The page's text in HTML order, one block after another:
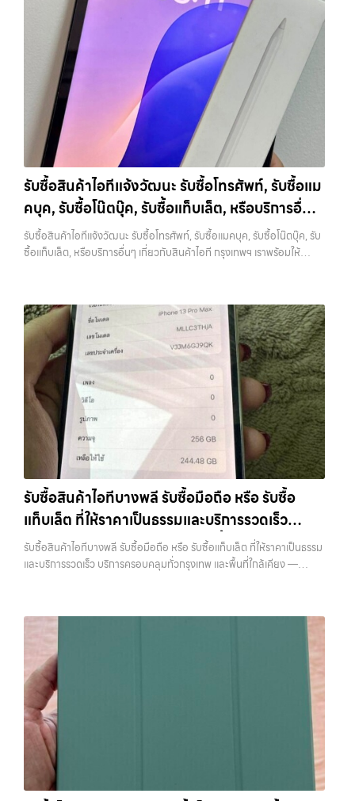
รับซื้อสินค้าไอทีแจ้งวัฒนะ รับซื้อโทรศัพท์, รับซื้อแม
คบุค, รับซื้อโน๊ตบุ๊ค, รับซื้อแท็บเล็ต, หรือบริการอื่นๆ
เกี่ยวกับสินค้าไอที กรุงเทพฯ เราพร้อมให้บริการครบ
วงจร
รับซื้อสินค้าไอทีแจ้งวัฒนะ รับซื้อโทรศัพท์, รับซื้อแมคบุค, รับซื้อโน๊ตบุ๊ค, รับ
ซื้อแท็บเล็ต, หรือบริการอื่นๆ เกี่ยวกับสินค้าไอที กรุงเทพฯ เราพร้อมให้
แจ้งวัฒนะ บางแค วัชรพล รามอินทรา รับซื้อสินค้าไอทีแจ้งวัฒนะ — รับซื้อ
โทรศัพท์, รับซื้อแมคบุค, รับซื้อโน๊ตบุ๊ค, รับซื้อแท็บเล็ต, หรือบริการอื่นๆ เกี่ยว
กับสินค้าไอที กรุงเทพฯ เราพร้อมให้บริการครบวงจร รับซื้อสินค้าไอที
แจ้งวัฒนะ รับซื้อโทรศัพท์, รับซื้อแมคบุค, รับซื้อโน๊ตบุ๊ค, รับซื้อแท็บเล็ต, หรือ
บริการอื่นๆ เกี่ยวกับสินค้าไอที กรุงเทพฯ… รับซื้อสินค้าไอทีแจ้งวัฒนะ
บริการถึงพื้นที่ เขตลาดพร้าว, รัชดา, บางรัก, แจ้งวัฒนะ, บางแค, วัชรพล,
รามอินทรา — นัดรับสะดวกทุกเขต ประสบการณ์เหนือระดับกับการ รับซื้อ
ไอโฟน, รับซื้อไอแพด, รับซื้อมือถือ ยินดีต้อนรับสู่ “รับซื้อขายมือถือ.com”
เว็บไซต์ที่คุณไว้วางใจได้ สำหรับบริการ รับซื้อ มือถือ iPhone, Samsung,
iPad, แท็บเล็ต ทุกยี่ห้อ ให้ราคาสูง พร้อมจ่ายเงินทันที ครอบคลุมพื้นที่
ลาดพร้าว, รัชดา, บางรัก, แจ้งวัฒนะ, บางแค, วัชรพล, รามอินทรา และเขต
กรุงเทพฯ ใกล้ “ใกล้ ฉัน” ที่สุด ในยุคที่สมาร์ทโฟน แท็บเล็ต และอุปกรณ์ไอที
ใหม่ๆ เปลี่ยนรุ่นกันแทบทุกช่วงเวลา อุปกรณ์ที่คุณใช้แล้วอาจกลายเป็นของ
ที่ไม่ได้ใช้งานอยู่เฉยๆ เว็บไซต์ของเราจึงเกิดขึ้นเพื่อเป็นทางเลือกให้คุณ
สามารถเปลี่ยนอุปกรณ์ที่ไม่ใช้แล้วให้กลายเป็นเงินสดได้ทันที ด้วยบริการ รับ
ซื้อไอโฟน, รับซื้อไอแพด, รับซื้อมือถือ, รับซื้อโทรศัพท์, รับซื้อโน๊ตบุ๊ค, รับซื้อ
แท็บเล็ต, รับซื้อสินค้าไอทีกรุงเทพมหานคร อย่างครบวงจร ไม่ว่าคุณจะอยู่
ว่าอุปกรณ์แต่ละชิ้นไม่ใช่แค่เครื่องใช้ไฟฟ้า แต่เป็นทรัพย์สินที่มีมูลค่า คุณอาจ
ต้องการเปลี่ยนรุ่น หรือต้องการเงินด่วน เราจึงมอบบริการประเมินสภาพ
เครื่อง ฟรี ปราบปรามความยุ่งยากทั้งหลาย โดยเน้น โปร่งใส มั่นใจได้ และ
จ่ายเงินทันทีเมื่อตกลงซื้อขายสำเร็จ บริการของเราครอบคลุมทั้ง iPhone
สายใหม่-เก่า, Samsung ทุกรุ่น, iPad และแท็บเล็ตทุกแบรนด์ เรารับถึงแม้
จะอยู่ในสภาพใช้งานแล้ว ตกแต่งแล้ว หรือมีรอยบ้าง เพราะมูลค่าของเครื่อง
ไม่ได้ขึ้นอยู่แค่ยี่ห้อ แต่ขึ้นอยู่กับสภาพจริง ความครบชุด และความสะดวกใน
การขายของคุณ เราจึงตั้งใจให้บริการในเขต ลาดพร้าว, รัชดา, บางรัก,
แจ้งวัฒนะ, บางแค, วัชรพล, รามอินทรา, บางนา, บางพลี, เกษตรนวมินทร์,
เสนานิคม, วังหิน อย่างเต็มที่ ไม่ว่าคุณจะค้นหาคำว่า “รับซื้อมือถือใกล้ฉัน”,
“รับซื้อโทรศัพท์มือสองกรุงเทพ”, “ขาย iPad ได้ราคา”, “รับซื้อแท็บเล็ต
รับซื้อสินค้าไอทีบางพลี รับซื้อมือถือ หรือ รับซื้อ
แท็บเล็ต ที่ให้ราคาเป็นธรรมและบริการรวดเร็ว
บริการครอบคลุมทั่วกรุงเทพ และพื้นที่ใกล้เคียง
รับซื้อสินค้าไอทีบางพลี รับซื้อมือถือ หรือ รับซื้อแท็บเล็ต ที่ให้ราคาเป็นธรรม
และบริการรวดเร็ว บริการครอบคลุมทั่วกรุงเทพ และพื้นที่ใกล้เคียง —
วัชรพล รามอินทรา รับซื้อสินค้าไอทีบางพลี — รับซื้อมือถือ หรือ รับซื้อ
แท็บเล็ต ที่ให้ราคาเป็นธรรมและบริการรวดเร็ว บริการครอบคลุมทั่วกรุงเทพ
และพื้นที่ใกล้เคียง รับซื้อสินค้าไอทีบางพลี รับซื้อมือถือ หรือ รับซื้อแท็บเล็ต
ที่ให้ราคาเป็นธรรมและบริการรวดเร็ว บริการครอบคลุมทั่วกรุงเทพ และพื้นที่
ใกล้เคียง… รับซื้อสินค้าไอทีบางพลี ขายอุปกรณ์ไอทีแล้วอยากได้เงินด่วน?
ติดต่อเราเลย! การันตีราคาดี รับเงินทันใจ ประสบการณ์เหนือระดับกับ
การ รับซื้อไอโฟน, รับซื้อไอแพด, รับซื้อมือถือ ยินดีต้อนรับสู่ “รับซื้อขายมือ
ถือ.com” เว็บไซต์ที่คุณไว้วางใจได้ สำหรับบริการ รับซื้อ มือถือ iPhone,
Samsung, iPad, แท็บเล็ต ทุกยี่ห้อ ให้ราคาสูง พร้อมจ่ายเงินทันที
ครอบคลุมพื้นที่ ลาดพร้าว, รัชดา, บางรัก, แจ้งวัฒนะ, บางแค, วัชรพล,
รามอินทรา และเขตกรุงเทพฯ ใกล้ “ใกล้ ฉัน” ที่สุด ในยุคที่สมาร์ทโฟน
แท็บเล็ต และอุปกรณ์ไอทีใหม่ๆ เปลี่ยนรุ่นกันแทบทุกช่วงเวลา อุปกรณ์ที่คุณ